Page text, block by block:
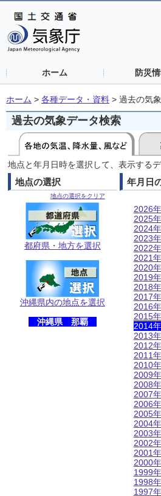
ホーム 防災
ホーム > 各種データ・資料 > 過去の気
過去の気象データ検索
地点と年月日時を選択して、表示する
地点の選択
地点の選択をクリア
都府県・地方を選択
沖縄県内の地点を選択
沖縄県 那覇
年月日
2026年
2025年
2024年
2023年
2022年
2021年
2020年
2019年
2018年
2017年
2016年
2015年
2014年
2013年
2012年
2011年
2010年
2009年
2008年
2007年
2006年
2005年
2004年
2003年
2002年
2001年
2000年
1999年
1998年
1997年